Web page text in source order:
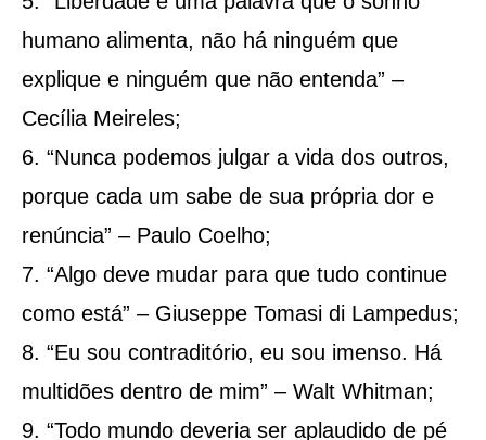
humano alimenta, não há ninguém que
explique e ninguém que não entenda” –
Cecília Meireles;
“Nunca podemos julgar a vida dos outros,
porque cada um sabe de sua própria dor e
renúncia” – Paulo Coelho;
“Algo deve mudar para que tudo continue
como está” – Giuseppe Tomasi di Lampedus;
“Eu sou contraditório, eu sou imenso. Há
multidões dentro de mim” – Walt Whitman;
“Todo mundo deveria ser aplaudido de pé